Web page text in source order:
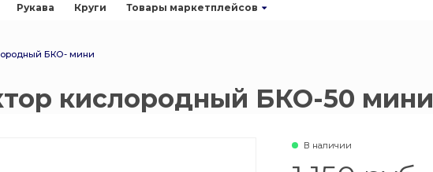
Рукава Круги Товары маркетплейсов
БКО- мини
кислородный БКО-50 мини
В наличии